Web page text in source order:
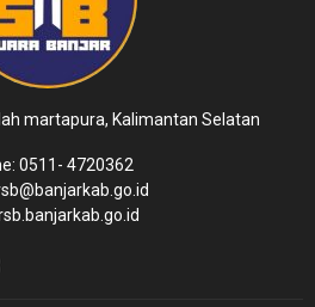
martapura, Kalimantan Selatan
0511- 4720362